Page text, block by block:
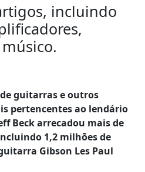
incluindo
guitarras e outros
pertencentes ao lendário
Beck arrecadou mais de
1,2 milhões de
Gibson Les Paul